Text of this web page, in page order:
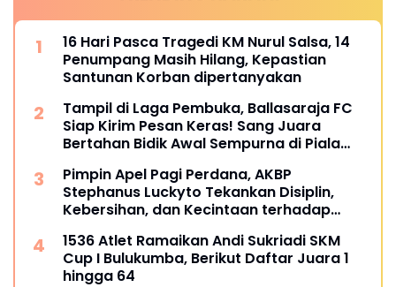
16 Hari Pasca Tragedi KM Nurul Salsa, 14
Penumpang Masih Hilang, Kepastian
Santunan Korban dipertanyakan
Tampil di Laga Pembuka, Ballasaraja FC
Siap Kirim Pesan Keras! Sang Juara
Bertahan Bidik Awal Sempurna di Piala
Pimpin Apel Pagi Perdana, AKBP
Stephanus Luckyto Tekankan Disiplin,
Kebersihan, dan Kecintaan terhadap
1536 Atlet Ramaikan Andi Sukriadi SKM
Cup I Bulukumba, Berikut Daftar Juara 1
hingga 64